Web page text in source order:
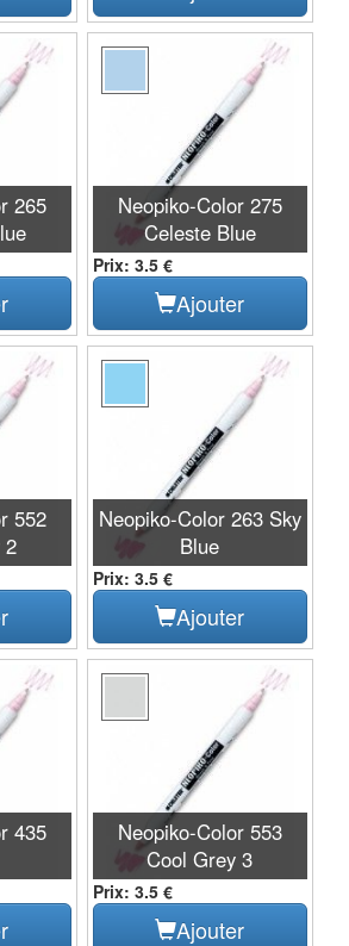
265
Neopiko-Color 275
Celeste Blue
Prix: 3.5 €
Ajouter
552
2
Neopiko-Color 263 Sky
Blue
Prix: 3.5 €
Ajouter
435
Neopiko-Color 553
Cool Grey 3
Prix: 3.5 €
Ajouter